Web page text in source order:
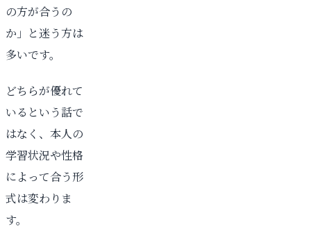
の方が合うの
か」と迷う方は
多いです。
どちらが優れて
いるという話で
はなく、本人の
学習状況や性格
によって合う形
式は変わりま
す。